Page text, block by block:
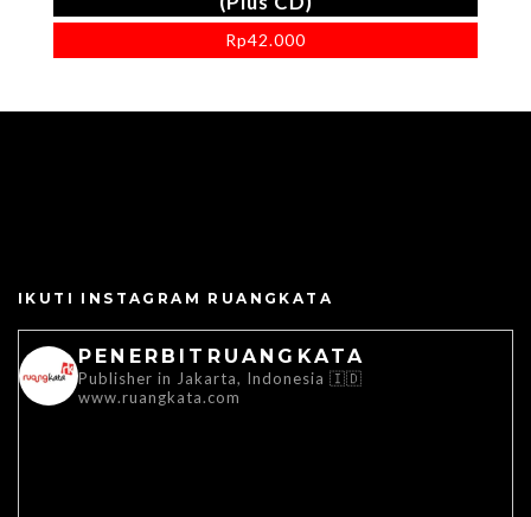
Rp42.000
IKUTI INSTAGRAM RUANGKATA
PENERBITRUANGKATA
Publisher in Jakarta, Indonesia 🇮🇩
www.ruangkata.com